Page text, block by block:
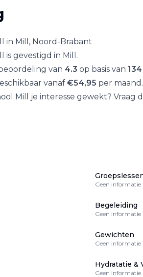
in Mill , Noord-Brabant
is gevestigd in Mill .
van 4.3 op basis van 134
vanaf €54,95 per maand.
Mill
je interesse gewekt? Vraag
Geen informatie
Begeleiding
Geen informatie
Gewichten
Geen informatie
Hydratatie &
Geen informatie